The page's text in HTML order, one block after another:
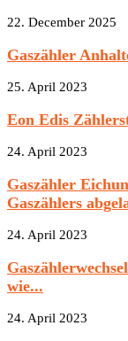
22. December 2025
Gaszähler
25. April 2023
Eon Edis
24. April 2023
Gaszähler
Gaszählers
24. April 2023
wie...
24. April 2023